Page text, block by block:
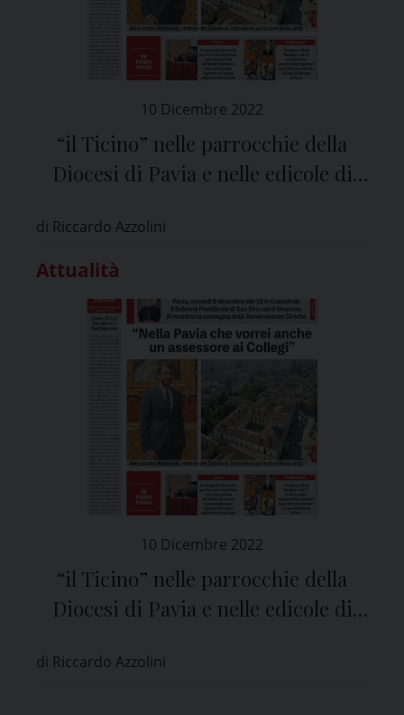
10 Dicembre 2022
“il Ticino” nelle parrocchie della
Diocesi di Pavia e nelle edicole di
di Riccardo Azzolini
Attualità
10 Dicembre 2022
“il Ticino” nelle parrocchie della
Diocesi di Pavia e nelle edicole di
di Riccardo Azzolini